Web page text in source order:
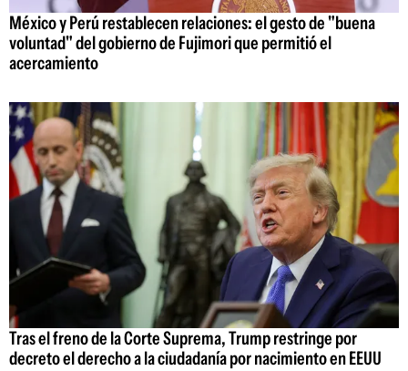
México y Perú restablecen relaciones: el gesto de "buena
voluntad" del gobierno de Fujimori que permitió el
acercamiento
Tras el freno de la Corte Suprema, Trump restringe por
decreto el derecho a la ciudadanía por nacimiento en EEUU